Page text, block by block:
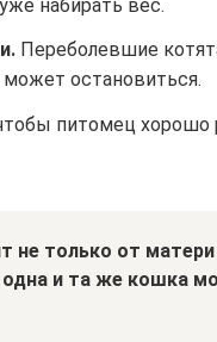
набирать вес.
Переболевшие
остановиться.
питомец хорошо
не только от
и та же кошка